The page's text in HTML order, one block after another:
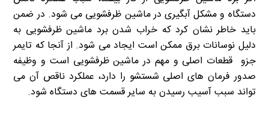
دستگاه و مشکل آبگیری در ماشین ظرفشویی می شود. در ضمن
باید خاطر نشان کرد که خراب شدن برد ماشین ظرفشویی به
دلیل نوسانات برق ممکن است ایجاد می شود. از آنجا که تایمر
جزو قطعات اصلی و مهم در ماشین ظرفشویی است و وظیفه
صدور فرمان های اصلی شستشو را دارد، عملکرد ناقص آن می
تواند سبب آسیب رسیدن به سایر قسمت های دستگاه شود.